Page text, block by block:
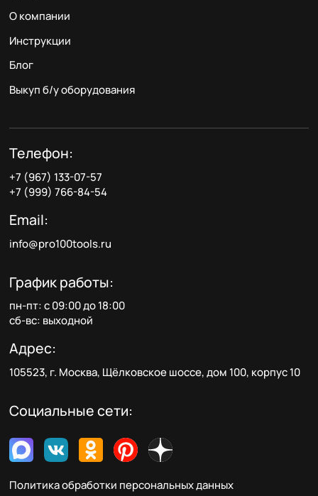
О компании
Инструкции
Блог
Выкуп б/у оборудования
Телефон:
+7 (967) 133-07-57
+7 (999) 766-84-54
Email:
info@pro100tools.ru
График работы:
пн-пт: с 09:00 до 18:00
сб-вс: выходной
Адрес:
105523, г. Москва, Щёлковское шоссе, дом 100, корпус 10
Социальные сети:
Политика обработки персональных данных